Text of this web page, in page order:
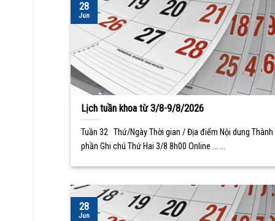
Lịch tuần khoa từ 3/8-9/8/2026
Tuần 32 Thứ/Ngày Thời gian / Địa điểm Nội dung Thành
phần Ghi chú Thứ Hai 3/8 8h00 Online ... ...
28
Jun
28
Jun